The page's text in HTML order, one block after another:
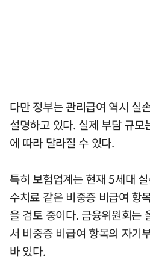
다만 정부는 관리급여 역시 실
설명하고 있다. 실제 부담 규
에 따라 달라질 수 있다.
특히 보험업계는 현재 5세대
수치료 같은 비중증 비급여 항
을 검토 중이다. 금융위원회는
서 비중증 비급여 항목의 자기
바 있다.